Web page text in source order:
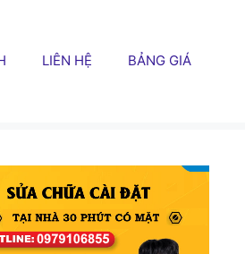
LIÊN HỆ BẢNG GIÁ